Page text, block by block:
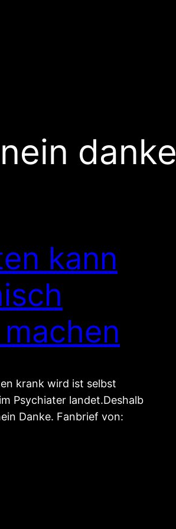
danke
kann
krank wird ist selbst
Psychiater landet.Deshalb
Danke. Fanbrief von: